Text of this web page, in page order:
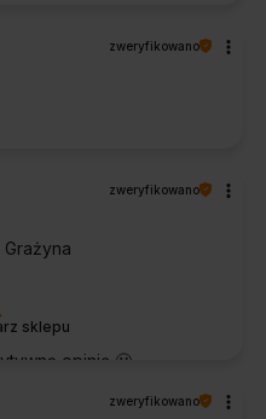
zweryfikowano
sklepu
opinię 🙂
zweryfikowano
Grażyna
zweryfikowano